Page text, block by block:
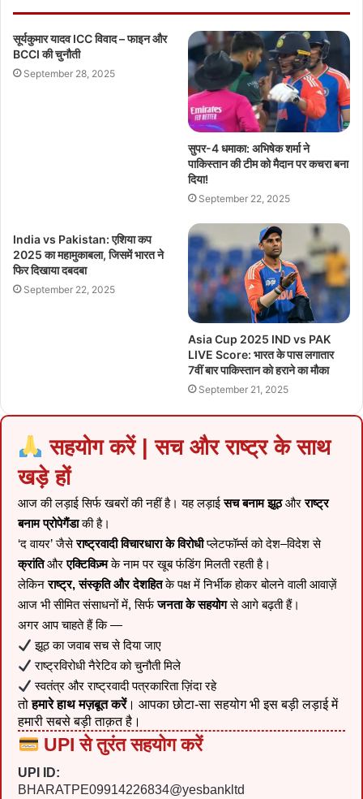
सूर्यकुमार यादव ICC विवाद – फाइन और
BCCI की चुनौती
September 28, 2025
सुपर-4 धमाका: अभिषेक शर्मा ने
पाकिस्तान की टीम को मैदान पर कचरा बना
दिया!
September 22, 2025
India vs Pakistan: एशिया कप
2025 का महामुकाबला, जिसमें भारत ने
फिर दिखाया दबदबा
September 22, 2025
Asia Cup 2025 IND vs PAK
LIVE Score: भारत के पास लगातार
7वीं बार पाकिस्तान को हराने का मौका
September 21, 2025
सहयोग करें | सच और राष्ट्र के साथ
खड़े हों
आज की लड़ाई सिर्फ खबरों की नहीं है। यह लड़ाईसच बनाम झूठऔरराष्ट्र
बनाम प्रोपेगैंडाकी है।
‘द वायर’ जैसेराष्ट्रवादी विचारधारा के विरोधीप्लेटफॉर्म्स को देश–विदेश से
क्रांतिऔरएक्टिविज़्मके नाम पर खूब फंडिंग मिलती रहती है।
लेकिनराष्ट्र, संस्कृति और देशहितके पक्ष में निर्भीक होकर बोलने वाली आवाज़ें
आज भी सीमित संसाधनों में, सिर्फजनता के सहयोगसे आगे बढ़ती हैं।
अगर आप चाहते हैं कि —
झूठ का जवाब सच से दिया जाए
राष्ट्रविरोधी नैरेटिव को चुनौती मिले
स्वतंत्र और राष्ट्रवादी पत्रकारिता ज़िंदा रहे
तोहमारे हाथ मज़बूत करें। आपका छोटा-सा सहयोग भी इस बड़ी लड़ाई में
हमारी सबसे बड़ी ताक़त है।
UPI से तुरंत सहयोग करें
UPI ID:
BHARATPE09914226834@yesbankltd